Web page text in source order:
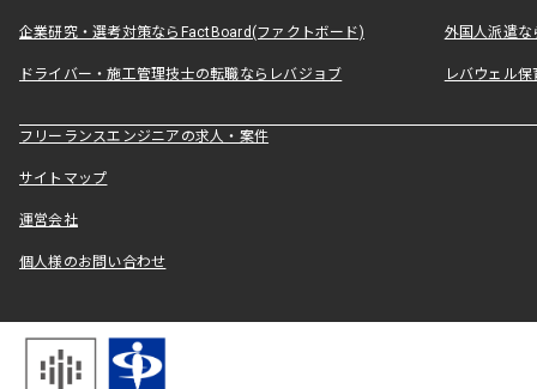
企業研究・選考対策ならFactBoard(ファクトボード) 外国人派遣な
ドライバー・施工管理技士の転職ならレバジョブ レバウェル
フリーランスエンジニアの求人・案件
サイトマップ
運営会社
個人様のお問い合わせ